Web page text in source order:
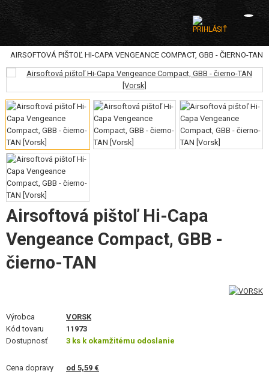
KATEGÓRIE
VZDUCHOVÉ ZBRANE, PRAKY
GRANÁTOMETY, GRANÁTY
GULIČKY, PLYN
AKUMULÁTORY, NABÍJAČKY
ZÁSOBNÍKY, PLNIČKY
OKULIARE, MASKY
VYSIELAČKY, HEADSETY, KAMERY
AIRSOFTOVÁ PIŠTOĽ HI-CAPA VENGEANCE COMPACT, GBB - ČIERNO-TAN
Airsoftová pištoľ Hi-Capa
Vengeance Compact, GBB -
čierno-TAN
Výrobca
VORSK
Kód tovaru
11973
Dostupnosť
3 ks k okamžitému odoslanie
Cena dopravy od 5,59 €